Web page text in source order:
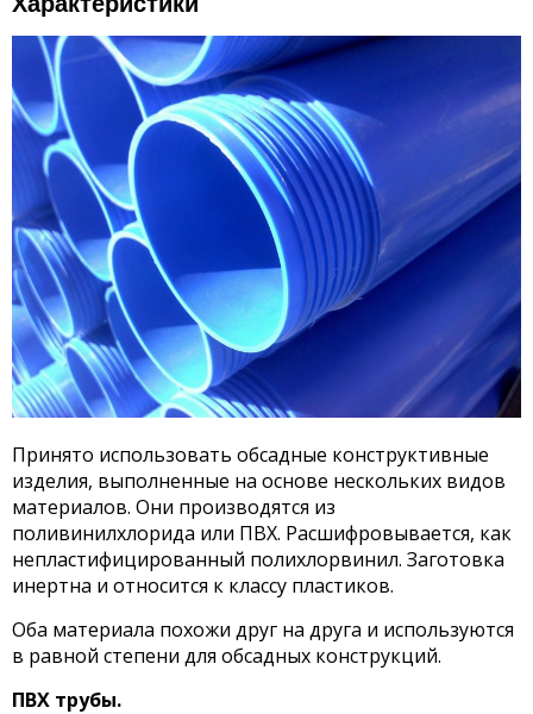
Принято использовать обсадные конструктивные
изделия, выполненные на основе нескольких видов
материалов. Они производятся из
поливинилхлорида или ПВХ. Расшифровывается, как
непластифицированный полихлорвинил. Заготовка
инертна и относится к классу пластиков.
Оба материала похожи друг на друга и используются
в равной степени для обсадных конструкций.
ПВХ трубы.